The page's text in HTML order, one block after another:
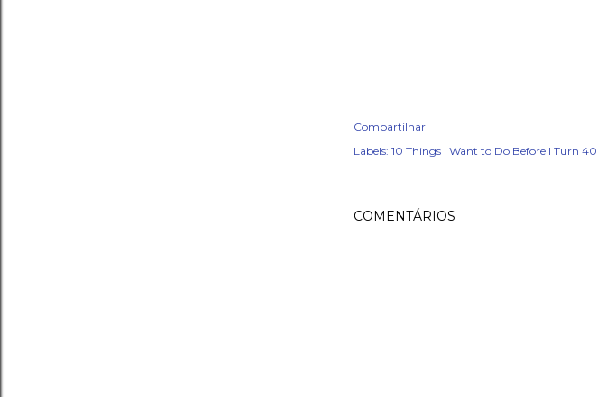
Compartilhar
Labels: 10 Things I Want to Do Before I Turn 40
COMENTÁRIOS